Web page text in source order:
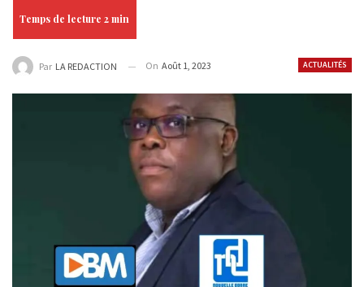
ACTUALITÉS
Par LA REDACTION On Août 1, 2023